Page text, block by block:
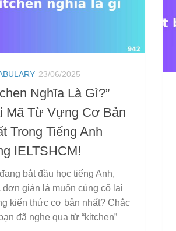
23/06/2025
Nghĩa Là Gì?”
Mã Từ Vựng Cơ Bản
Trong Tiếng Anh
IELTSHCM!
bắt đầu học tiếng Anh,
đơn giản là muốn củng cố lại
kiến thức cơ bản nhất? Chắc
đã nghe qua từ “kitchen”